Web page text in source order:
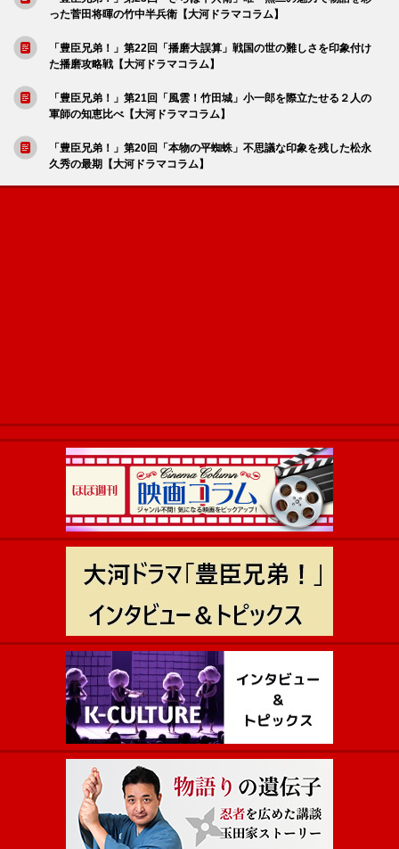
った菅田将暉の竹中半兵衛【大河ドラマコラム】
「豊臣兄弟！」第22回「播磨大誤算」戦国の世の難しさを印象付け
た播磨攻略戦【大河ドラマコラム】
「豊臣兄弟！」第21回「風雲！竹田城」小一郎を際立たせる２人の
軍師の知恵比べ【大河ドラマコラム】
「豊臣兄弟！」第20回「本物の平蜘蛛」不思議な印象を残した松永
久秀の最期【大河ドラマコラム】